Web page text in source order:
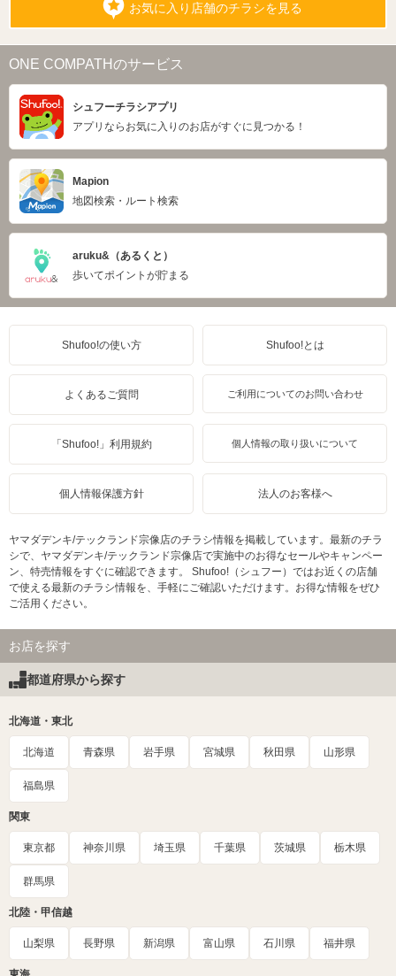
お気に入り店舗のチラシを見る
ONE COMPATHのサービス
シュフーチラシアプリ
アプリならお気に入りのお店がすぐに見つかる！
Mapion
地図検索・ルート検索
aruku&（あるくと）
歩いてポイントが貯まる
Shufoo!の使い方 Shufoo!とは
よくあるご質問 ご利用についてのお問い合わせ
「Shufoo!」利用規約 個人情報の取り扱いについて
個人情報保護方針 法人のお客様へ
ヤマダデンキ/テックランド宗像店のチラシ情報を掲載しています。最新のチラ
シで、ヤマダデンキ/テックランド宗像店で実施中のお得なセールやキャンペー
ン、特売情報をすぐに確認できます。 Shufoo!（シュフー）ではお近くの店舗
で使える最新のチラシ情報を、手軽にご確認いただけます。お得な情報をぜひ
ご活用ください。
お店を探す
都道府県から探す
北海道・東北
北海道 青森県 岩手県 宮城県 秋田県 山形県
福島県
関東
東京都 神奈川県 埼玉県 千葉県 茨城県 栃木県
群馬県
北陸・甲信越
山梨県 長野県 新潟県 富山県 石川県 福井県